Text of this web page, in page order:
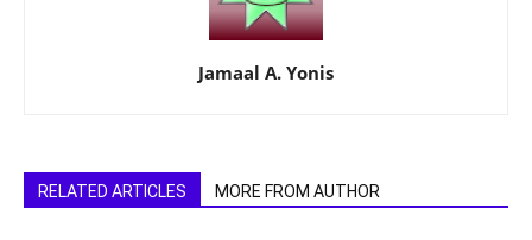
Jamaal A. Yonis
RELATED ARTICLES MORE FROM AUTHOR